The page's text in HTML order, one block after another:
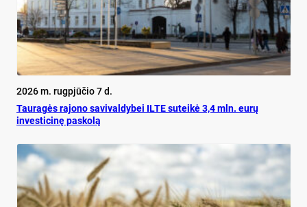
2026 m. rugpjūčio 7 d.
Tauragės rajono savivaldybei ILTE suteikė 3,4 mln. eurų
investicinę paskolą